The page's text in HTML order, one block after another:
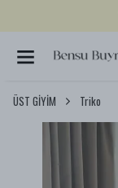
ÜST GİYİM Triko